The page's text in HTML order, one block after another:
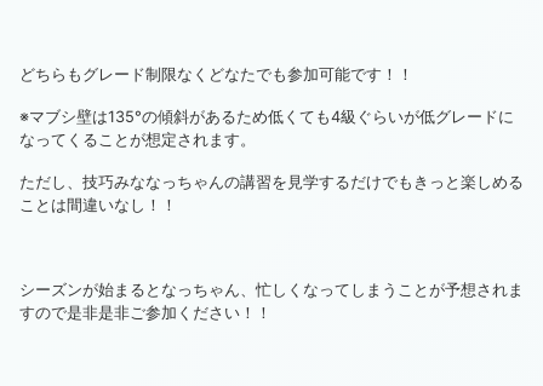
どちらもグレード制限なくどなたでも参加可能です！！
※マブシ壁は135°の傾斜があるため低くても4級ぐらいが低グレードに
なってくることが想定されます。
ただし、技巧みななっちゃんの講習を見学するだけでもきっと楽しめる
ことは間違いなし！！
シーズンが始まるとなっちゃん、忙しくなってしまうことが予想されま
すので是非是非ご参加ください！！